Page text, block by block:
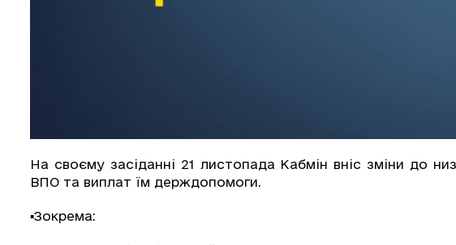
На своєму засіданні 21 листопада Кабмін вніс зміни до
ВПО та виплат їм держдопомоги.
▪️Зокрема: